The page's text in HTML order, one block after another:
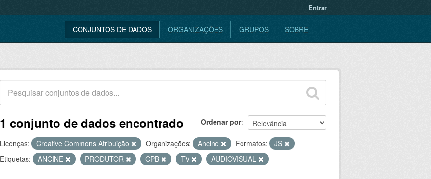
Entrar
CONJUNTOS DE DADOS ORGANIZAÇÕES GRUPOS SOBRE
Ordenar por
1 conjunto de dados encontrado
Licenças: Creative Commons Atribuição Organizações: Ancine Formatos:
JS
Etiquetas:
ANCINE PRODUTOR CPB TV AUDIOVISUAL